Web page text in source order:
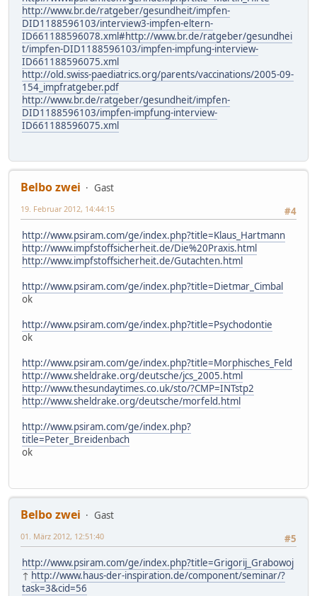
http://www.br.de/ratgeber/gesundheit/impfen-
DID1188596103/interview3-impfen-eltern-
ID661188596078.xml#http://www.br.de/ratgeber/gesundhei
t/impfen-DID1188596103/impfen-impfung-interview-
ID661188596075.xml
http://old.swiss-paediatrics.org/parents/vaccinations/2005-09-
154_impfratgeber.pdf
http://www.br.de/ratgeber/gesundheit/impfen-
DID1188596103/impfen-impfung-interview-
ID661188596075.xml
Belbo zwei
Gast
#4
19. Februar 2012, 14:44:15
http://www.psiram.com/ge/index.php?title=Klaus_Hartmann
http://www.impfstoffsicherheit.de/Die%20Praxis.html
http://www.impfstoffsicherheit.de/Gutachten.html
http://www.psiram.com/ge/index.php?title=Dietmar_Cimbal
ok
http://www.psiram.com/ge/index.php?title=Psychodontie
ok
http://www.psiram.com/ge/index.php?title=Morphisches_Feld
http://www.sheldrake.org/deutsche/jcs_2005.html
http://www.thesundaytimes.co.uk/sto/?CMP=INTstp2
http://www.sheldrake.org/deutsche/morfeld.html
http://www.psiram.com/ge/index.php?
title=Peter_Breidenbach
ok
Belbo zwei
Gast
#5
01. März 2012, 12:51:40
http://www.psiram.com/ge/index.php?title=Grigorij_Grabowoj
↑ http://www.haus-der-inspiration.de/component/seminar/?
task=3&cid=56